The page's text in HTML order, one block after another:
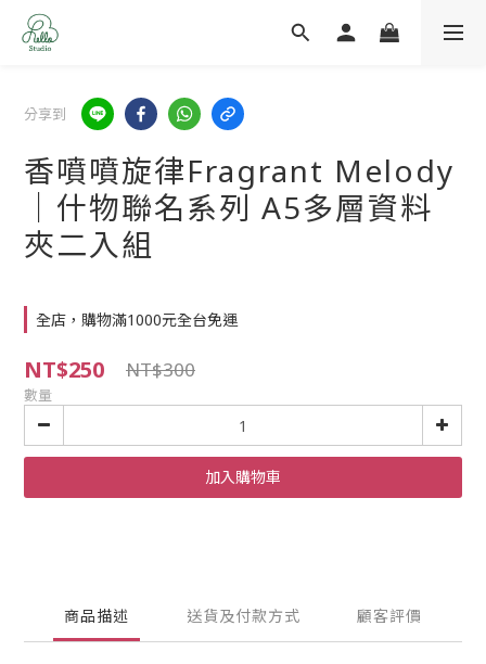
分享到
香噴噴旋律Fragrant Melody
│什物聯名系列 A5多層資料
夾二入組
全店，購物滿1000元全台免運
NT$250 NT$300
數量
加入購物車
商品描述 送貨及付款方式 顧客評價